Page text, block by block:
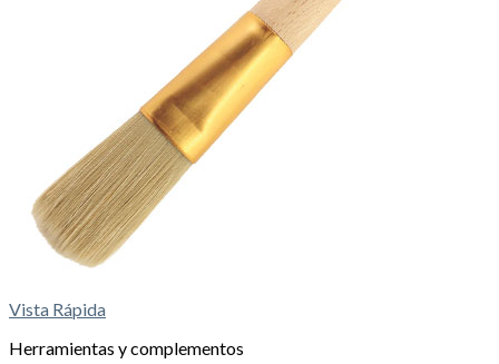
Vista Rápida
Herramientas y complementos